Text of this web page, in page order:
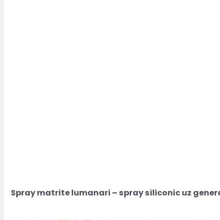
Spray matrite lumanari – spray siliconic uz